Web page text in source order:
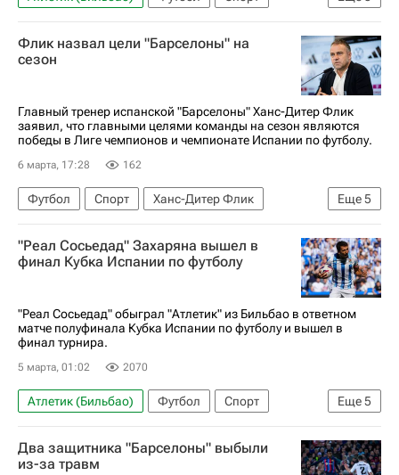
Ханс-Дитер Флик
Чемпионат Испании по футболу
Ламин Ямаль
Флик назвал цели "Барселоны" на
сезон
Главный тренер испанской "Барселоны" Ханс-Дитер Флик
заявил, что главными целями команды на сезон являются
победы в Лиге чемпионов и чемпионате Испании по футболу.
6 марта, 17:28 162
Еще5
Футбол Спорт
Ханс-Дитер Флик
Реал Мадрид
Атлетико (Мадрид)
Чемпионат Испании по футболу
Барселона
"Реал Сосьедад" Захаряна вышел в
финал Кубка Испании по футболу
"Реал Сосьедад" обыграл "Атлетик" из Бильбао в ответном
матче полуфинала Кубка Испании по футболу и вышел в
финал турнира.
5 марта, 01:02 2070
Еще5
Атлетик (Бильбао) Футбол
Спорт
Арсен Захарян
Микель Оярсабаль
Реал Сосьедад
Атлетико (Мадрид)
Два защитника "Барселоны" выбыли
из-за травм